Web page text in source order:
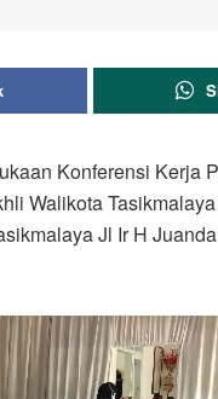
Konferensi Kerja
Walikota
Jl Ir H